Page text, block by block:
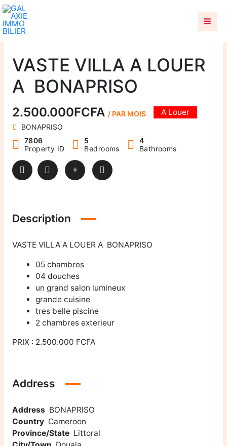
Aller
contenu
VASTE VILLA A LOUER
A BONAPRISO
2.500.000FCFA / PAR MOIS A Louer
BONAPRISO
7806
Property ID
5
Bedrooms
4
Bathrooms
Description
VASTE VILLA A LOUER A BONAPRISO
05 chambres
04 douches
un grand salon lumineux
grande cuisine
tres belle piscine
2 chambres exterieur
PRIX : 2.500.000 FCFA
Address
Address BONAPRISO
Country Cameroon
Province/State Littoral